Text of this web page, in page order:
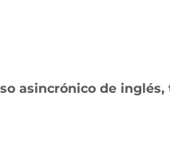
asincrónico de inglés,